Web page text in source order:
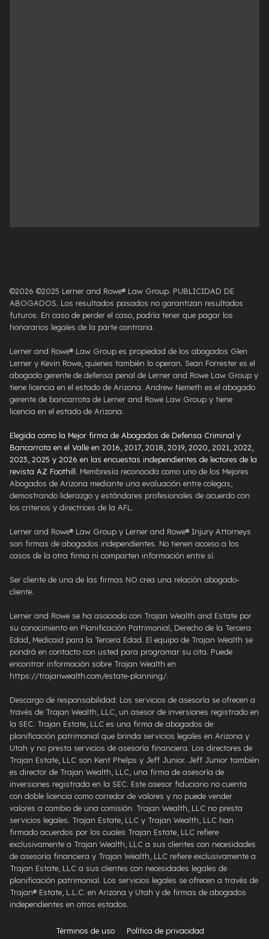
©2026 ©2025 Lerner and Rowe® Law Group. PUBLICIDAD DE
ABOGADOS. Los resultados pasados ​​no garantizan resultados
futuros. En caso de perder el caso, podría tener que pagar los
honorarios legales de la parte contraria.
Lerner and Rowe® Law Group es propiedad de los abogados Glen
Lerner y Kevin Rowe, quienes también lo operan. Sean Forrester es el
abogado gerente de defensa penal de Lerner and Rowe Law Group y
tiene licencia en el estado de Arizona. Andrew Nemeth es el abogado
gerente de bancarrota de Lerner and Rowe Law Group y tiene
licencia en el estado de Arizona.
Elegida como la Mejor firma de Abogados de Defensa Criminal y
Bancarrota en el Valle en 2016, 2017, 2018, 2019, 2020, 2021, 2022,
2023, 2025 y 2026 en las encuestas independientes de lectores de la
revista AZ Foothill. Membresía reconocida como uno de los Mejores
Abogados de Arizona mediante una evaluación entre colegas,
demostrando liderazgo y estándares profesionales de acuerdo con
los criterios y directrices de la AFL.
Lerner and Rowe® Law Group y Lerner and Rowe® Injury Attorneys
son firmas de abogados independientes. No tienen acceso a los
casos de la otra firma ni comparten información entre sí.
Ser cliente de una de las firmas NO crea una relación abogado-
cliente.
Lerner and Rowe se ha asociado con Trajan Wealth and Estate por
su conocimiento en Planificación Patrimonial, Derecho de la Tercera
Edad, Medicaid para la Tercera Edad. El equipo de Trajan Wealth se
pondrá en contacto con usted para programar su cita. Puede
encontrar información sobre Trajan Wealth en
https://trajanwealth.com/estate-planning/.
Descargo de responsabilidad: Los servicios de asesoría se ofrecen a
través de Trajan Wealth, LLC, un asesor de inversiones registrado en
la SEC. Trajan Estate, LLC es una firma de abogados de
planificación patrimonial que brinda servicios legales en Arizona y
Utah y no presta servicios de asesoría financiera. Los directores de
Trajan Estate, LLC son Kent Phelps y Jeff Junior. Jeff Junior también
es director de Trajan Wealth, LLC, una firma de asesoría de
inversiones registrada en la SEC. Este asesor fiduciario no cuenta
con doble licencia como corredor de valores y no puede vender
valores a cambio de una comisión. Trajan Wealth, LLC no presta
servicios legales. Trajan Estate, LLC y Trajan Wealth, LLC han
firmado acuerdos por los cuales Trajan Estate, LLC refiere
exclusivamente a Trajan Wealth, LLC a sus clientes con necesidades
de asesoría financiera y Trajan Wealth, LLC refiere exclusivamente a
Trajan Estate, LLC a sus clientes con necesidades legales de
planificación patrimonial. Los servicios legales se ofrecen a través de
Trajan® Estate, L.L.C. en Arizona y Utah y de firmas de abogados
independientes en otros estados.
Términos de uso Política de privacidad